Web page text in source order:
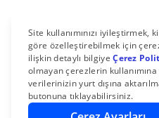
© 2026 Gedik Yatırım